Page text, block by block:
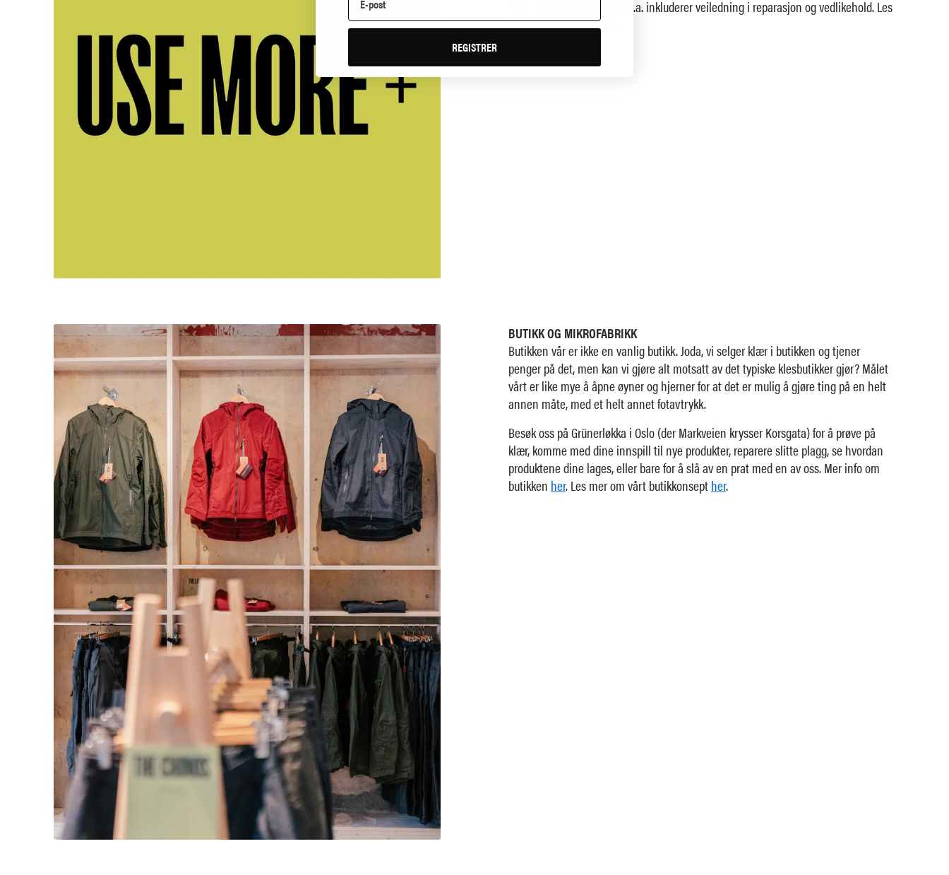
More +, en tjeneste som bl.a. inkluderer veiledning i reparasjon og vedlikehold. Les
mer om Use More +
BUTIKK OG MIKROFABRIKK
Butikken vår er ikke en vanlig butikk. Joda, vi selger klær i butikken og tjener
penger på det, men kan vi gjøre alt motsatt av det typiske klesbutikker gjør? Målet
vårt er like mye å åpne øyner og hjerner for at det er mulig å gjøre ting på en helt
annen måte, med et helt annet fotavtrykk.
Besøk oss på Grünerløkka i Oslo (der Markveien krysser Korsgata) for å prøve på
klær, komme med dine innspill til nye produkter, reparere slitte plagg, se hvordan
produktene dine lages, eller bare for å slå av en prat med en av oss. Mer info om
butikken her. Les mer om vårt butikkonsepther.
REGISTRER